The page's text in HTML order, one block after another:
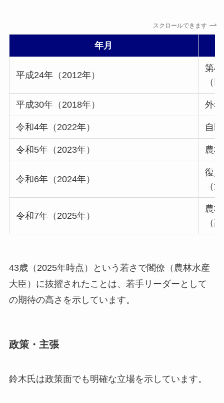
スクロールできます
年月
平成24年（2012年）
第
（
平成30年（2018年） 外
令和4年（2022年） 自
令和5年（2023年） 農
令和6年（2024年）
復
（
令和7年（2025年）
農
（
43歳（2025年時点）という若さで閣僚（農林水産
大臣）に抜擢されたことは、若手リーダーとして
の期待の高さを示しています。
政策・主張
鈴木氏は政策面でも明確な立場を示しています。